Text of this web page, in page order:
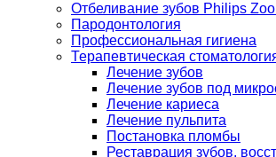
Отбеливание зубов Philips
Пародонтология
Профессиональная гигиена
Терапевтическая
Лечение зубов
Лечение зубов под
Лечение кариеса
Лечение пульпита
Постановка пломбы
Реставрация зубов,